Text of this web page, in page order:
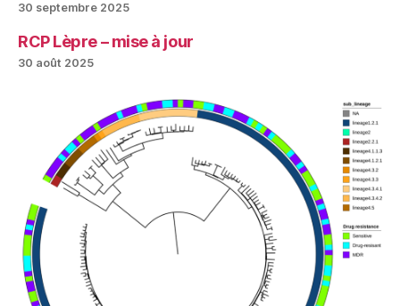
30 septembre 2025
RCP Lèpre – mise à jour
30 août 2025